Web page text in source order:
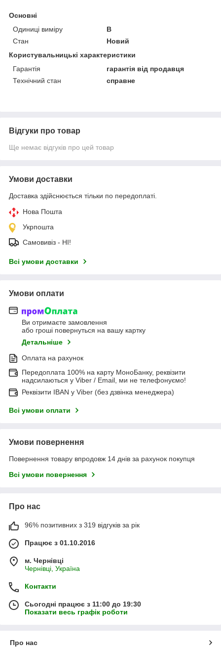
Основні
Одиниці виміру
В
Стан
Новий
Користувальницькі характеристики
Гарантія
гарантія від продавця
Технічний стан
справне
Відгуки про товар
Ще немає відгуків про цей товар
Умови доставки
Доставка здійснюється тільки по передоплаті.
Нова Пошта
Укрпошта
Самовивіз - НІ!
Всі умови доставки
Умови оплати
Ви отримаєте замовлення
або гроші повернуться на вашу картку
Детальніше
Оплата на рахунок
Передоплата 100% на карту МоноБанку, реквізити
надсилаються у Viber / Email, ми не телефонуємо!
Реквізити IBAN у Viber (без дзвінка менеджера)
Всі умови оплати
Умови повернення
Повернення товару впродовж 14 днів за рахунок покупця
Всі умови повернення
Про нас
96% позитивних з 319 відгуків за рік
Працює з 01.10.2016
м. Чернівці
Чернівці, Україна
Контакти
Сьогодні працює з 11:00 до 19:30
Показати весь графік роботи
Про нас